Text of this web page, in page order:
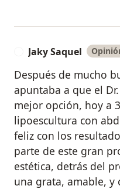
Jaky Saquel
Después de mucho
apuntaba a que el
mejor opción, hoy a
lipoescultura con
feliz con los
parte de este gran
estética, detrás del
una grata, amable, y